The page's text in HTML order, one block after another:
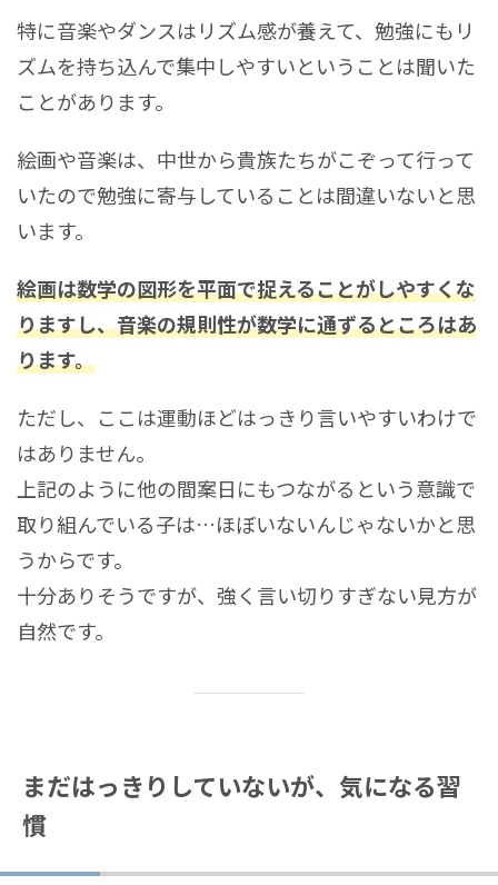
特に音楽やダンスはリズム感が養えて、勉強にもリ
ズムを持ち込んで集中しやすいということは聞いた
ことがあります。
絵画や音楽は、中世から貴族たちがこぞって行って
いたので勉強に寄与していることは間違いないと思
います。
絵画は数学の図形を平面で捉えることがしやすくな
りますし、音楽の規則性が数学に通ずるところはあ
ります。
ただし、ここは運動ほどはっきり言いやすいわけで
はありません。
上記のように他の間案日にもつながるという意識で
取り組んでいる子は…ほぼいないんじゃないかと思
うからです。
十分ありそうですが、強く言い切りすぎない見方が
自然です。
まだはっきりしていないが、気になる習
慣